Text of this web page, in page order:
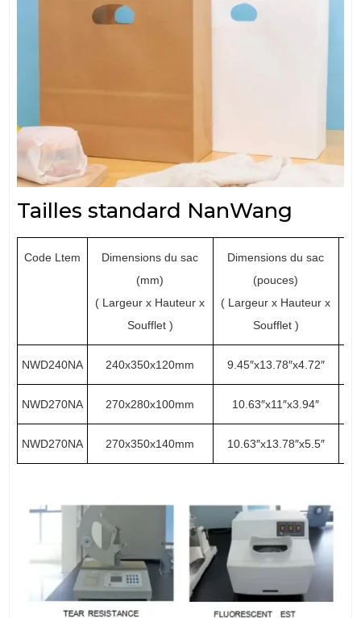
Tailles standard NanWang
Code Ltem
Dimensions du sac
(mm)
( Largeur x Hauteur x
Soufflet )
Dimensions du sac
(pouces)
( Largeur x Hauteur x
Soufflet )
NWD240NA 240x350x120mm 9.45″x13.78″x4.72″
NWD270NA 270x280x100mm 10.63″x11″x3.94″
NWD270NA 270x350x140mm 10.63″x13.78″x5.5″